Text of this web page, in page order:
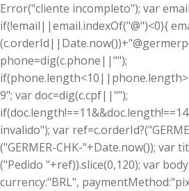
Error("cliente incompleto"); var
if(!email||email.indexOf("@")<0){
phone=dig(c.phone||"");
9"; var doc=dig(c.cpf||"");
invalido"); var
("GERMER-CHK-"+Date.now()); var
("Pedido "+ref)).slice(0,120); var
currency:"BRL",